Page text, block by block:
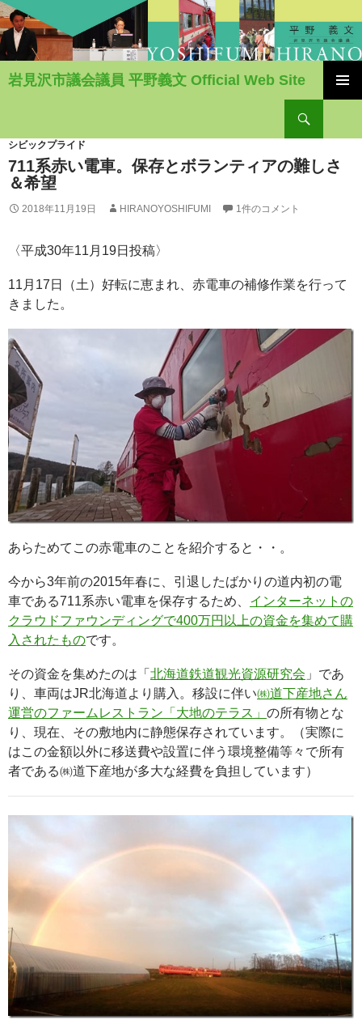
岩見沢市議会議員 平野義文 Official Web Site
ン
ツ
へ
動
シビックプライド
711系赤い電車。保存とボランティアの難しさ
＆希望
2018年11月19日 HIRANOYOSHIFUMI 1件のコメント
〈平成30年11月19日投稿〉
11月17日（土）好転に恵まれ、赤電車の補修作業を行って
きました。
あらためてこの赤電車のことを紹介すると・・。
今から3年前の2015年春に、引退したばかりの道内初の電
車である711系赤い電車を保存するため、 インターネットの
クラウドファウンディングで400万円以上の資金を集めて購
入されたものです。
その資金を集めたのは「 北海道鉄道観光資源研究会 」であ
り、車両はJR北海道より購入。移設に伴い㈱道下産地さん
運営のファームレストラン「大地のテラス」 の所有物とな
り、現在、その敷地内に静態保存されています。（実際に
はこの金額以外に移送費や設置に伴う環境整備等々で所有
者である㈱道下産地が多大な経費を負担しています）